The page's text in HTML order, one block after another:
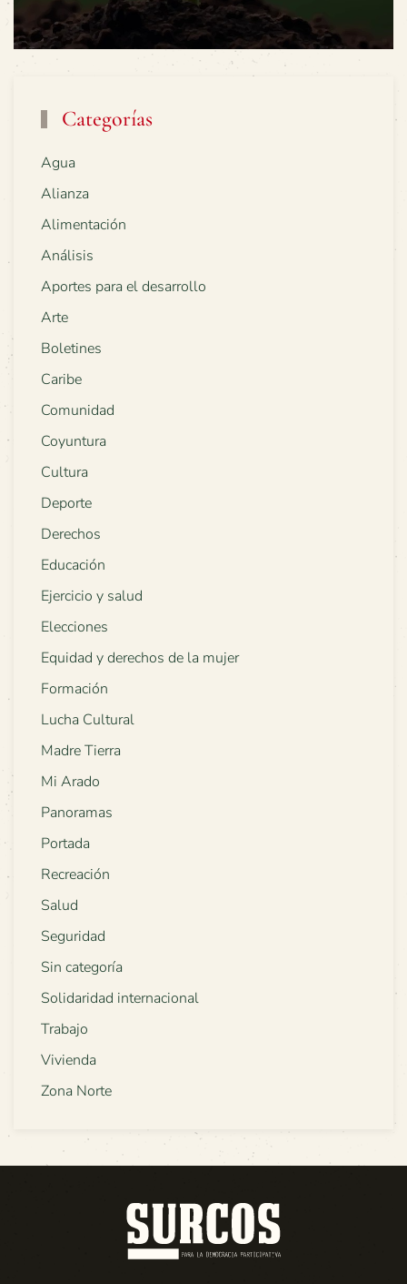
Categorías
Agua
Alianza
Alimentación
Análisis
Aportes para el desarrollo
Arte
Boletines
Caribe
Comunidad
Coyuntura
Cultura
Deporte
Derechos
Educación
Ejercicio y salud
Elecciones
Equidad y derechos de la mujer
Formación
Lucha Cultural
Madre Tierra
Mi Arado
Panoramas
Portada
Recreación
Salud
Seguridad
Sin categoría
Solidaridad internacional
Trabajo
Vivienda
Zona Norte